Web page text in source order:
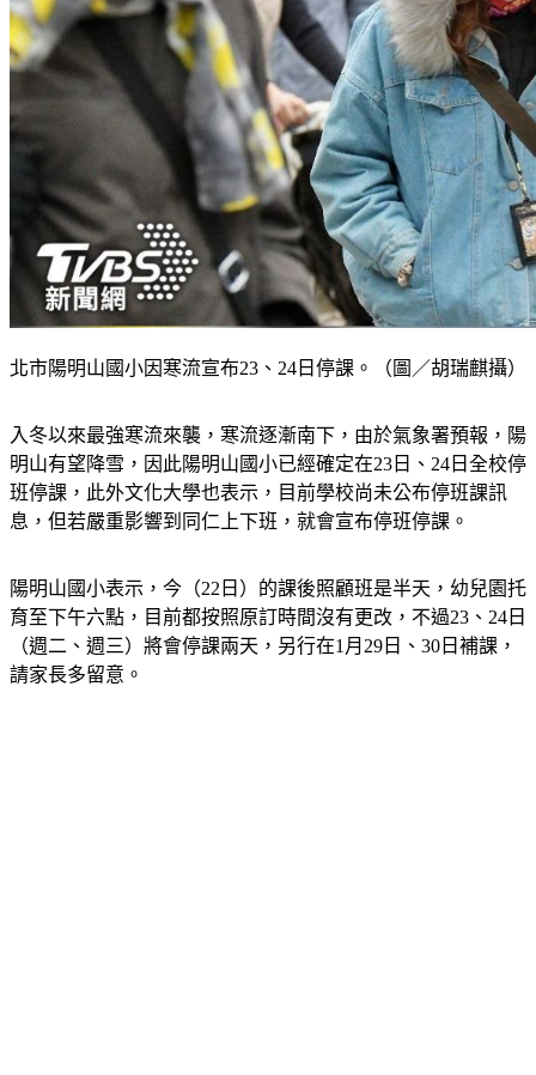
北市陽明山國小因寒流宣布23、24日停課。（圖／胡瑞麒攝）
入冬以來最強寒流來襲，寒流逐漸南下，由於氣象署預報，陽
明山有望降雪，因此陽明山國小已經確定在23日、24日全校停
班停課，此外文化大學也表示，目前學校尚未公布停班課訊
息，但若嚴重影響到同仁上下班，就會宣布停班停課。
陽明山國小表示，今（22日）的課後照顧班是半天，幼兒園托
育至下午六點，目前都按照原訂時間沒有更改，不過23、24日
（週二、週三）將會停課兩天，另行在1月29日、30日補課，
請家長多留意。